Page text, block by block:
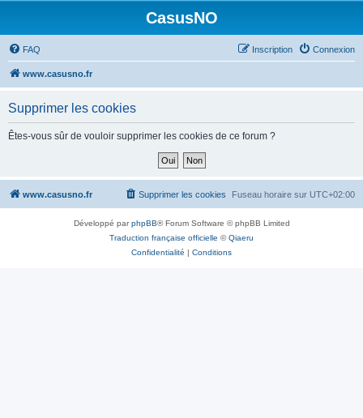
CasusNO
FAQ Connexion
Inscription
www.casusno.fr
Supprimer les cookies
Êtes-vous sûr de vouloir supprimer les cookies de ce forum ?
www.casusno.fr Fuseau horaire sur UTC+02:00
Supprimer les cookies
Développé parphpBB® Forum Software © phpBB Limited
Traduction française officielle ©Qiaeru
Confidentialité | Conditions